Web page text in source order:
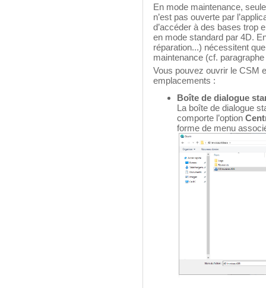
En mode maintenance,
n’est pas ouverte par
d’accéder à des bases trop
en mode standard par 4D.
réparation...) nécessitent
maintenance (cf. paragraphe
Vous pouvez ouvrir le CSM
emplacements :
Boîte de dialogue
La boîte de dialogue
comporte l’option
forme de menu